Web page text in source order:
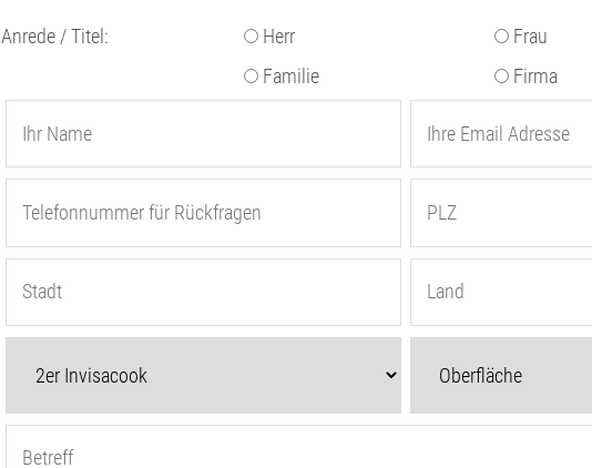
Anrede / Titel: Herr
Frau
Familie
Firma